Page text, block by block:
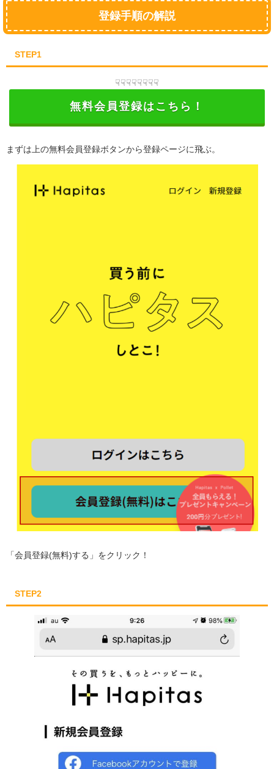
登録手順の解説
STEP1
☟☟☟☟☟☟☟☟
無料会員登録はこちら！
まずは上の無料会員登録ボタンから登録ページに飛ぶ。
「会員登録(無料)する」をクリック！
STEP2